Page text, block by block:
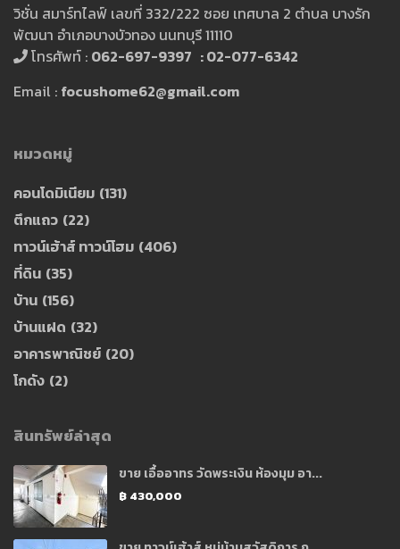
วิชั่น สมาร์ทไลฟ์ เลขที่ 332/222 ซอย เทศบาล 2 ตำบล บางรัก
พัฒนา อำเภอบางบัวทอง นนทบุรี 11110
โทรศัพท์ : 062-697-9397 : 02-077-6342
Email : focushome62@gmail.com
หมวดหมู่
คอนโดมิเนียม (131)
ตึกแถว (22)
ทาวน์เฮ้าส์ ทาวน์โฮม (406)
ที่ดิน (35)
บ้าน (156)
บ้านแฝด (32)
อาคารพาณิชย์ (20)
โกดัง (2)
สินทรัพย์ล่าสุด
ขาย เอื้ออาทร วัดพระเงิน ห้องมุม อา...
฿ 430,000